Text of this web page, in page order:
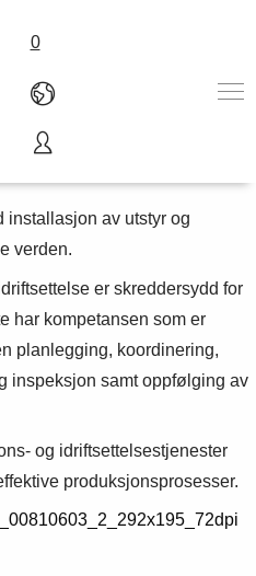
0
idriftsettelse
installasjon av utstyr og
verden.
er skreddersydd for
har kompetansen som er
planlegging, koordinering,
inspeksjon samt oppfølging av
og idriftsettelsestjenester
produksjonsprosesser.